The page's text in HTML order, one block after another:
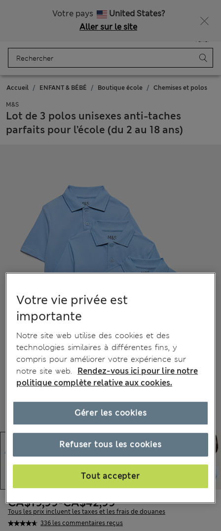
Votre pays
United States?
Aller sur le site
Panier
Accueil ENFANT & BÉBÉ Boutique école Chemises et polos
M&S
Lot de 3 polos unisexes anti-taches
parfaits pour l’école (du 2 au 18 ans)
336 les commentaires reçus
CA$19,99-CA$42,99
Tous les prix incluent les taxes et les frais de douanes
Votre vie privée est
importante
Notre site web utilise des cookies et des
technologies similaires à différentes fins, y
compris pour améliorer votre expérience sur
notre site web.
Rendez-vous ici pour lire notre
politique complète relative aux cookies.
Refuser tous les cookies
Tout accepter
Gérer les cookies